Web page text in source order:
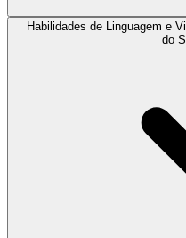
Habilidades de Linguagem e
do